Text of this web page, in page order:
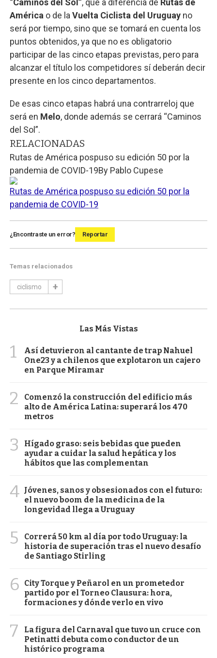
“Caminos del Sol”, que a diferencia de Rutas de
América o de la Vuelta Ciclista del Uruguay no
será por tiempo, sino que se tomará en cuenta los
puntos obtenidos, ya que no es obligatorio
participar de las cinco etapas previstas, pero para
alcanzar el título los competidores sí deberán decir
presente en los cinco departamentos.
De esas cinco etapas habrá una contrarreloj que
será en Melo, donde además se cerrará “Caminos
del Sol”.
RELACIONADAS
Rutas de América pospuso su edición 50 por la
pandemia de COVID-19By Pablo Cupese
Rutas de América pospuso su edición 50 por la
pandemia de COVID-19
¿Encontraste un error? Reportar
Temas relacionados
ciclismo
Las Más Vistas
1
Así detuvieron al cantante de trap Nahuel
One23 y a chilenos que explotaron un cajero
en Parque Miramar
2
Comenzó la construcción del edificio más
alto de América Latina: superará los 470
metros
3
Hígado graso: seis bebidas que pueden
ayudar a cuidar la salud hepática y los
hábitos que las complementan
4 Jóvenes, sanos y obsesionados con el futuro:
el nuevo boom de la medicina de la
longevidad llega a Uruguay
5
Correrá 50 km al día por todo Uruguay: la
historia de superación tras el nuevo desafío
de Santiago Stirling
6
City Torque y Peñarol en un prometedor
partido por el Torneo Clausura: hora,
formaciones y dónde verlo en vivo
7
La figura del Carnaval que tuvo un cruce con
Petinatti debuta como conductor de un
histórico programa